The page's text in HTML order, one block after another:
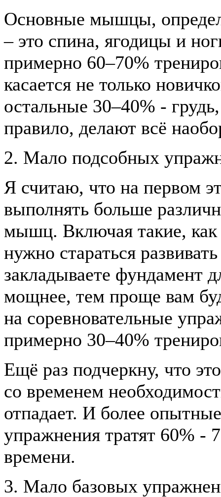
Основные мышцы,
– это спина, ягодицы и
примерно 60–70%
касается не только
остальные 30–40% -
правило, делают всё
2. Мало подсобных
Я считаю, что на первом
выполнять больше
мышц. Включая такие, как
нужно стараться
закладываете фундамент
мощнее, тем проще вам
на соревновательные
примерно 30–40%
Ещё раз подчеркну, что
со временем
отпадает. И более
упражнения тратят 60% -
времени.
3. Мало базовых